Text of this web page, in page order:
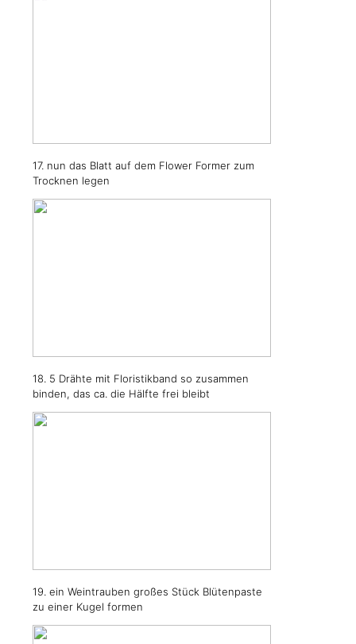
17. nun das Blatt auf dem Flower Former zum
Trocknen legen
18. 5 Drähte mit Floristikband so zusammen
binden, das ca. die Hälfte frei bleibt
19. ein Weintrauben großes Stück Blütenpaste
zu einer Kugel formen